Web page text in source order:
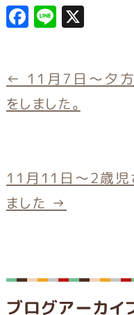
F
e
b
k
L X
← 11月7日～夕
をしました。
11月11日～2歳児
ました →
ブログアーカイ